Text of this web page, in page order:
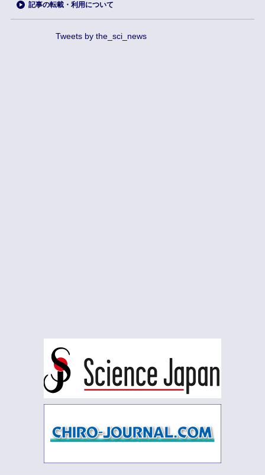
記事の転載・利用について
Tweets by the_sci_news